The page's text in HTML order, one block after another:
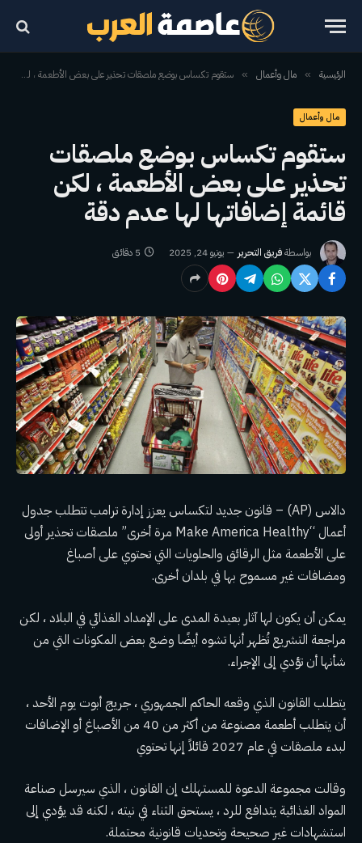
الرئيسية » مال وأعمال » ستقوم تكساس بوضع ملصقات تحذير على بعض الأطعمة ، لكن قائمة إضافاتها لها عدم دقة
مال وأعمال
ستقوم تكساس بوضع ملصقات
تحذير على بعض الأطعمة ، لكن
قائمة إضافاتها لها عدم دقة
بواسطةفريق التحرير يونيو 24, 2025 5 دقائق
دالاس (AP) – قانون جديد لتكساس يعزز إدارة ترامب تتطلب جدول
أعمال “Make America Healthy مرة أخرى” ملصقات تحذير أولى
على الأطعمة مثل الرقائق والحلويات التي تحتوي على أصباغ
ومضافات غير مسموح بها في بلدان أخرى.
يمكن أن يكون لها آثار بعيدة المدى على الإمداد الغذائي في البلاد ، لكن
مراجعة التشريع تُظهر أنها تشوه أيضًا وضع بعض المكونات التي من
شأنها أن تؤدي إلى الإجراء.
يتطلب القانون الذي وقعه الحاكم الجمهوري ، جريج أبوت يوم الأحد ،
أن يتطلب أطعمة مصنوعة من أكثر من 40 من الأصباغ أو الإضافات
لبدء ملصقات في عام 2027 قائلاً إنها تحتوي
وقالت مجموعة الدعوة للمستهلك إن القانون ، الذي سيرسل صناعة
المواد الغذائية يتدافع للرد ، يستحق الثناء في نيته ، لكنه قد يؤدي إلى
استشهادات غير صحيحة وتحديات قانونية محتملة.